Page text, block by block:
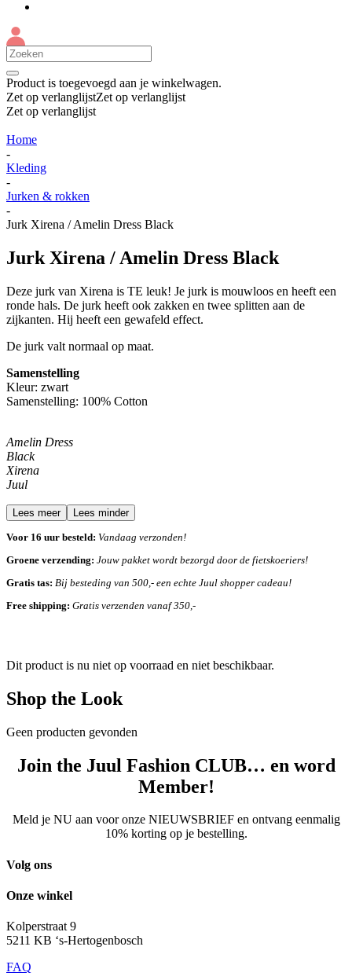
Product is toegevoegd aan je winkelwagen.
Zet op verlanglijstZet op verlanglijst
Zet op verlanglijst
Home
-
Kleding
-
Jurken & rokken
-
Jurk Xirena / Amelin Dress Black
Jurk Xirena / Amelin Dress Black
Deze jurk van Xirena is TE leuk! Je jurk is mouwloos en heeft een
ronde hals. De jurk heeft ook zakken en twee splitten aan de
zijkanten. Hij heeft een gewafeld effect.
De jurk valt normaal op maat.
Samenstelling
Kleur: zwart
Samenstelling: 100% Cotton
Amelin Dress
Black
Xirena
Juul
Lees meer Lees minder
Voor 16 uur besteld: Vandaag verzonden!
Groene verzending: Jouw pakket wordt bezorgd door de fietskoeriers!
Gratis tas: Bij besteding van 500,- een echte Juul shopper cadeau!
Free shipping: Gratis verzenden vanaf 350,-
Dit product is nu niet op voorraad en niet beschikbaar.
Shop the Look
Geen producten gevonden
Join the Juul Fashion CLUB… en word
Member!
Meld je NU aan voor onze NIEUWSBRIEF en ontvang eenmalig
10% korting op je bestelling.
Volg ons
Onze winkel
Kolperstraat 9
5211 KB ‘s-Hertogenbosch
FAQ